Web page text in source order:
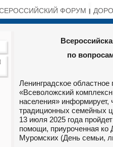
ФОРУМ
по
Ленинградское
«Всеволожский
населения» информирует,
традиционных семейных
13 июля 2025 года
помощи, приуроченная
Муромских (День семьи,